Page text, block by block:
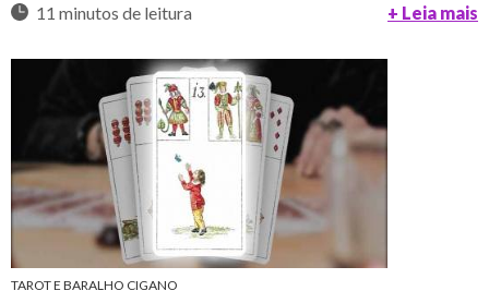
11 minutos de leitura
+ Leia mais
TAROT E BARALHO CIGANO